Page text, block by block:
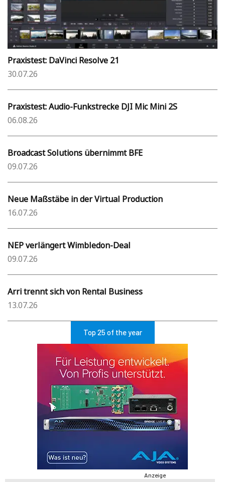
Praxistest: DaVinci Resolve 21
30.07.26
Praxistest: Audio-Funkstrecke DJI Mic Mini 2S
06.08.26
Broadcast Solutions übernimmt BFE
09.07.26
Neue Maßstäbe in der Virtual Production
16.07.26
NEP verlängert Wimbledon-Deal
09.07.26
Arri trennt sich von Rental Business
13.07.26
Top 25 of the year
Anzeige